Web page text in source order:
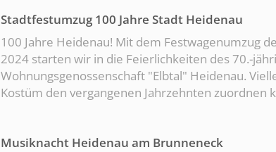
Stadtfestumzug 100 Jahre Stadt Heidenau
100 Jahre Heidenau! Mit dem Festwagenumzug
2024 starten wir in die Feierlichkeiten des 70.-
Wohnungsgenossenschaft "Elbtal" Heidenau.
Kostüm den vergangenen Jahrzehnten zuordnen
Musiknacht Heidenau am Brunneneck